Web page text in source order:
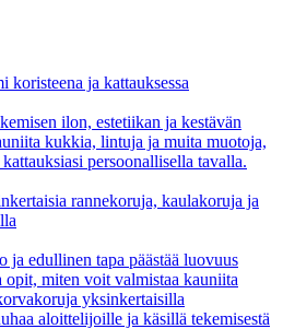
koristeena ja kattauksessa
ilon, estetiikan ja kestävän
kukkia, lintuja ja muita muotoja,
persoonallisella tavalla.
rannekoruja, kaulakoruja ja
ja edullinen tapa päästää luovuus
opit, miten voit valmistaa kauniita
yksinkertaisilla
aloittelijoille ja käsillä tekemisestä